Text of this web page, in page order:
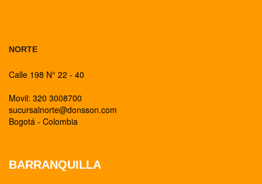
NORTE
Calle 198 N° 22 - 40
Movil: 320 3008700
sucursalnorte@donsson.com
Bogotá - Colombia
BARRANQUILLA